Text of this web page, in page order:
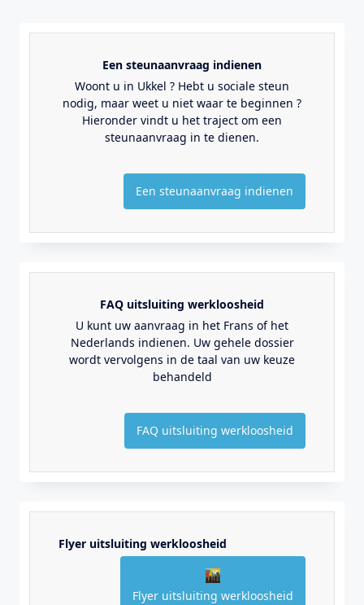
Een steunaanvraag indienen
Woont u in Ukkel ? Hebt u sociale steun
nodig, maar weet u niet waar te beginnen ?
Hieronder vindt u het traject om een
steunaanvraag in te dienen.
Een steunaanvraag indienen
FAQ uitsluiting werkloosheid
U kunt uw aanvraag in het Frans of het
Nederlands indienen. Uw gehele dossier
wordt vervolgens in de taal van uw keuze
behandeld
FAQ uitsluiting werkloosheid
Flyer uitsluiting werkloosheid
Flyer uitsluiting werkloosheid